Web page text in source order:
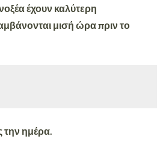
έχουν καλύτερη
μισή ώρα πριν το
την ημέρα.